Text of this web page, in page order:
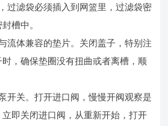
过滤袋必须插入到网篮里，过滤袋密
槽中。
流体兼容的垫片。关闭盖子，特别注
，确保垫圈没有扭曲或者离槽，顺
开关。打开进口阀，慢慢开阀观察是
即关闭进口阀，从重新开始，打开